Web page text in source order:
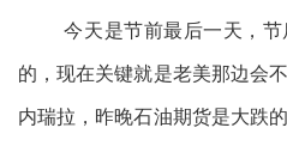
今天是节前最后一天，
的，现在关键就是老美那边会
内瑞拉，昨晚石油期货是大跌